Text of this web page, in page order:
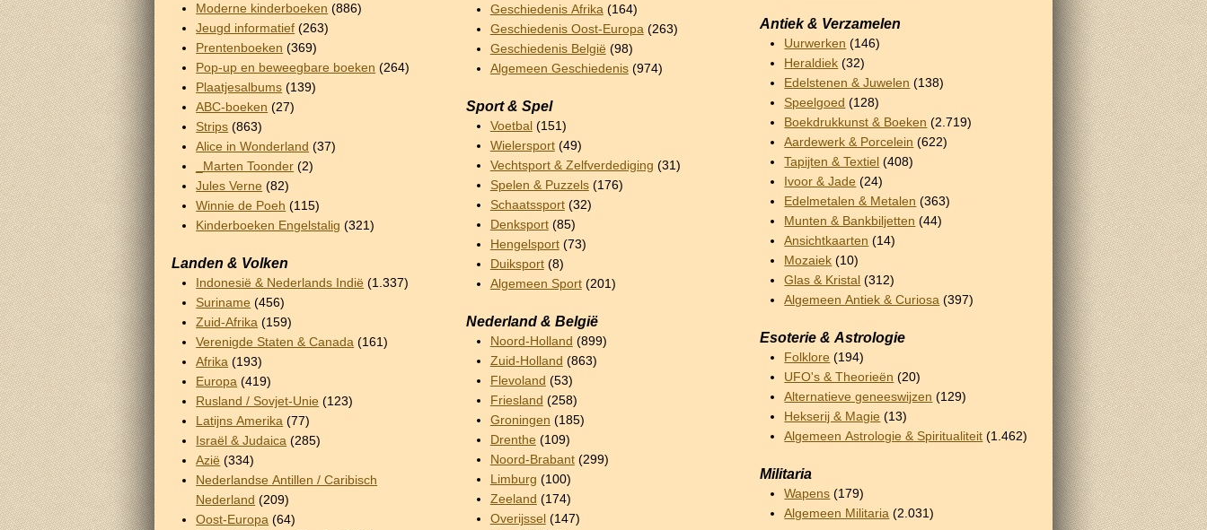
Moderne kinderboeken (886)
Jeugd informatief (263)
Prentenboeken (369)
Pop-up en beweegbare boeken (264)
Plaatjesalbums (139)
ABC-boeken (27)
Strips (863)
Alice in Wonderland (37)
_Marten Toonder (2)
Jules Verne (82)
Winnie de Poeh (115)
Kinderboeken Engelstalig (321)
Landen & Volken
Indonesië & Nederlands Indië (1.337)
Suriname (456)
Zuid-Afrika (159)
Verenigde Staten & Canada (161)
Afrika (193)
Europa (419)
Rusland / Sovjet-Unie (123)
Latijns Amerika (77)
Israël & Judaica (285)
Azië (334)
Nederlandse Antillen / Caribisch
Nederland (209)
Oost-Europa (64)
Geschiedenis Afrika (164)
Geschiedenis Oost-Europa (263)
Geschiedenis België (98)
Algemeen Geschiedenis(974)
Sport & Spel
Voetbal(151)
Wielersport(49)
Vechtsport & Zelfverdediging (31)
Spelen & Puzzels(176)
Schaatssport(32)
Denksport(85)
Hengelsport(73)
Duiksport(8)
Algemeen Sport(201)
Nederland & België
Noord-Holland (899)
Zuid-Holland (863)
Flevoland (53)
Friesland (258)
Groningen (185)
Drenthe (109)
Noord-Brabant(299)
Limburg (100)
Zeeland (174)
Overijssel(147)
Antiek & Verzamelen
Uurwerken (146)
Heraldiek (32)
Edelstenen & Juwelen (138)
Speelgoed (128)
Boekdrukkunst & Boeken (2.719)
Aardewerk & Porcelein (622)
Tapijten & Textiel (408)
Ivoor & Jade (24)
Edelmetalen & Metalen (363)
Munten & Bankbiljetten (44)
Ansichtkaarten (14)
Mozaiek (10)
Glas & Kristal (312)
Algemeen Antiek & Curiosa (397)
Esoterie & Astrologie
Folklore (194)
UFO's & Theorieën (20)
Alternatieve geneeswijzen (129)
Hekserij & Magie (13)
Algemeen Astrologie & Spiritualiteit (1.462)
Militaria
Wapens (179)
Algemeen Militaria (2.031)